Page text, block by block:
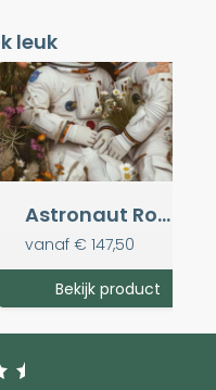
leuk
Astronaut Romance
vanaf € 147,50
Bekijk product